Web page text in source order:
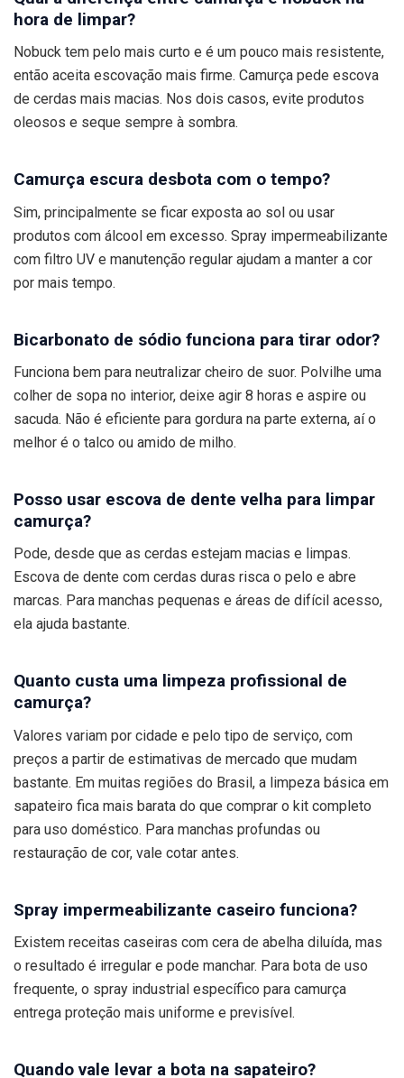
hora de limpar?
Nobuck tem pelo mais curto e é um pouco mais resistente,
então aceita escovação mais firme. Camurça pede escova
de cerdas mais macias. Nos dois casos, evite produtos
oleosos e seque sempre à sombra.
Camurça escura desbota com o tempo?
Sim, principalmente se ficar exposta ao sol ou usar
produtos com álcool em excesso. Spray impermeabilizante
com filtro UV e manutenção regular ajudam a manter a cor
por mais tempo.
Bicarbonato de sódio funciona para tirar odor?
Funciona bem para neutralizar cheiro de suor. Polvilhe uma
colher de sopa no interior, deixe agir 8 horas e aspire ou
sacuda. Não é eficiente para gordura na parte externa, aí o
melhor é o talco ou amido de milho.
Posso usar escova de dente velha para limpar
camurça?
Pode, desde que as cerdas estejam macias e limpas.
Escova de dente com cerdas duras risca o pelo e abre
marcas. Para manchas pequenas e áreas de difícil acesso,
ela ajuda bastante.
Quanto custa uma limpeza profissional de
camurça?
Valores variam por cidade e pelo tipo de serviço, com
preços a partir de estimativas de mercado que mudam
bastante. Em muitas regiões do Brasil, a limpeza básica em
sapateiro fica mais barata do que comprar o kit completo
para uso doméstico. Para manchas profundas ou
restauração de cor, vale cotar antes.
Spray impermeabilizante caseiro funciona?
Existem receitas caseiras com cera de abelha diluída, mas
o resultado é irregular e pode manchar. Para bota de uso
frequente, o spray industrial específico para camurça
entrega proteção mais uniforme e previsível.
Quando vale levar a bota na sapateiro?